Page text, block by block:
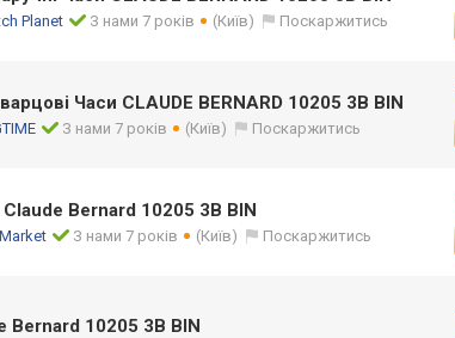
Planet З нами 7 років (Київ) Поскаржитись
Часи CLAUDE BERNARD 10205 3B BIN
З нами 7 років (Київ) Поскаржитись
Bernard 10205 3B BIN
З нами 7 років (Київ) Поскаржитись
Bernard 10205 3B BIN